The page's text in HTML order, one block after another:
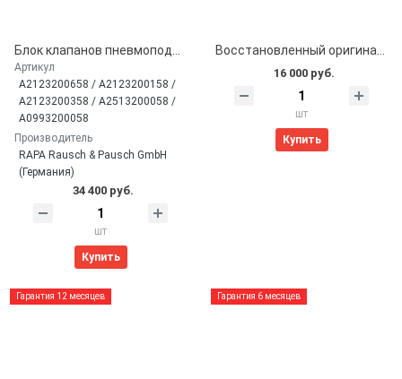
Блок клапанов пневмоподвески оригинал RAPA LF-22 для Mercedes-Benz (A2123200658)
Артикул
A2123200658 / A2123200158 /
A2123200358 / A2513200058 /
A0993200058
Производитель
RAPA Rausch & Pausch GmbH
(Германия)
34 400 руб.
шт
Купить
Восстановленный оригинальный передний амортизатор Mercedes W221 / W216 4Matic (A2213200538, A2213200438)
16 000 руб.
шт
Купить
Гарантия 12 месяцев Гарантия 6 месяцев